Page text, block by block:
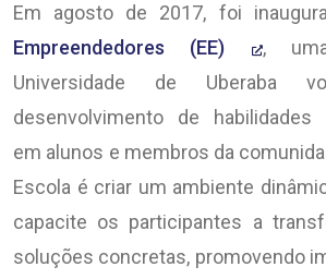
Em agosto de 2017, foi
Empreendedores (EE)
,
Universidade de Uberaba
desenvolvimento de habilidades
em alunos e membros da
Escola é criar um ambiente
capacite os participantes a
soluções concretas, promovendo